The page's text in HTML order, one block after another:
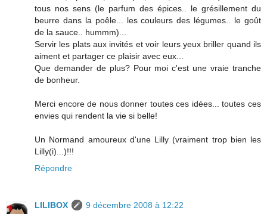
tous nos sens (le parfum des épices.. le grésillement du
beurre dans la poêle... les couleurs des légumes.. le goût
de la sauce.. hummm)...
Servir les plats aux invités et voir leurs yeux briller quand ils
aiment et partager ce plaisir avec eux...
Que demander de plus? Pour moi c'est une vraie tranche
de bonheur.
Merci encore de nous donner toutes ces idées... toutes ces
envies qui rendent la vie si belle!
Un Normand amoureux d'une Lilly (vraiment trop bien les
Lilly(i)...)!!!
Répondre
LILIBOX
9 décembre 2008 à 12:22